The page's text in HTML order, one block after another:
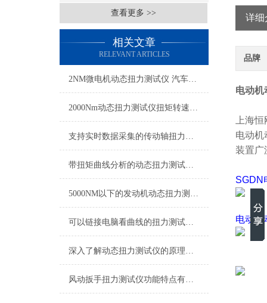
查看更多 >>
相关文章
RELEVANT ARTICLES
2NM微电机动态扭力测试仪 汽车雨刮器微电机扭力测试仪
2000Nm动态扭力测试仪扭矩转速同步测量
支持实时数据采集的传动轴扭力测试仪,动态扭矩测试仪传动轴专用
带扭矩曲线分析的动态扭力测试仪 实时传输动态扭力检测仪厂家
5000NM以下的发动机动态扭力测试仪 发动机扭力转速功率测量仪带数据记录
可以链接电脑看曲线的扭力测试仪,可以直观的看数据的测电机扭力测试仪
深入了解动态扭力测试仪的原理与应用
风动扳手扭力测试仪功能特点有哪些？
详细
品牌
电动机
上海
电动机
装置广
SGDN
电动机